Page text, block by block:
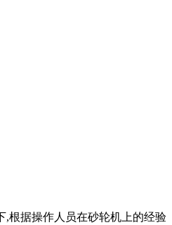
,根据操作人员在砂轮机上的经验